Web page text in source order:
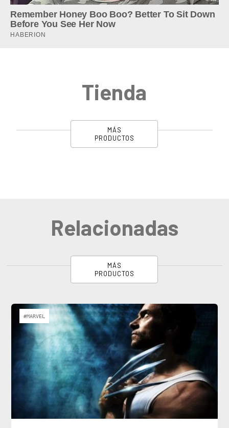
Tienda
MÁS
PRODUCTOS
Relacionadas
MÁS
PRODUCTOS
#MARVEL